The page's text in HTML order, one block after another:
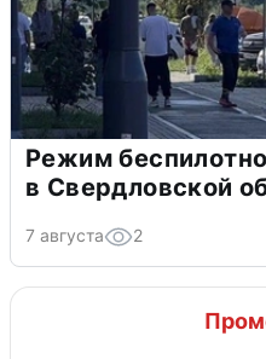
Режим
в Свердловской
7 августа 2